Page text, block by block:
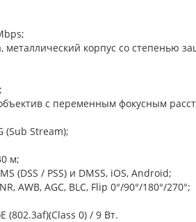
корпус со степенью
с переменным фокусным
(Sub Stream);
м;
(DSS / PSS) и DMSS, iOS, Android;
AWB, AGC, BLC, Flip 0°/90°/180°/270°;
(802.3af)(Class 0) / 9 Вт.